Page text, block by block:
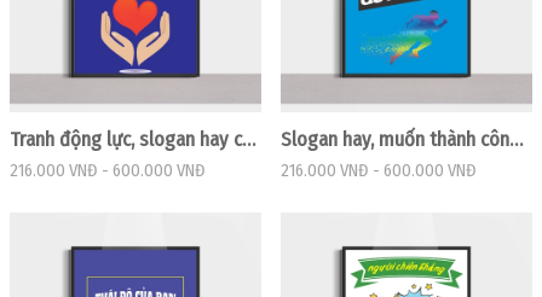
Tranh động lực, slogan hay chữ tín
216.000 VNĐ - 600.000 VNĐ
Slogan hay, muốn thành công phải quyết liệt
216.000 VNĐ - 600.000 VNĐ